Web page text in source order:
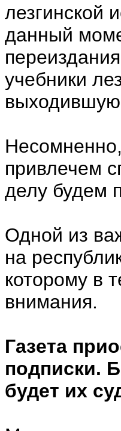
лезгинской
данный
учебники
выходившую
привлечем
делу будем
Одной из
на
которому в
внимания.
Газета
подписки.
будет их